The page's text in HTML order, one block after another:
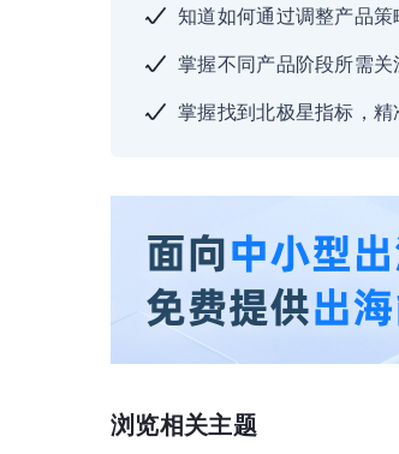
知道如何通过调整产品
掌握不同产品阶段所需
掌握找到北极星指标，
浏览相关主题